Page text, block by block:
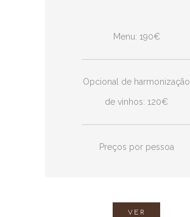
Menu: 190€
Opcional de harmonização
de vinhos: 120€
Preços por pessoa
VER